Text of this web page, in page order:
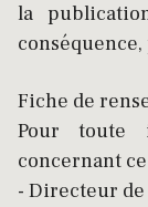
la
Fiche de
Pour toute
concernant
- Directeur